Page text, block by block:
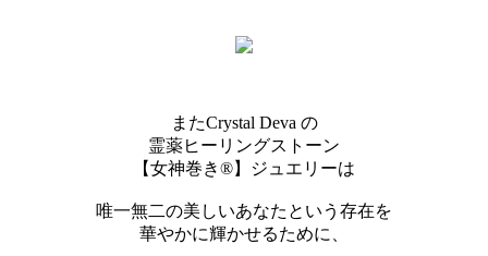
またCrystal Deva の
霊薬ヒーリングストーン
【女神巻き®】ジュエリーは
唯一無二の美しいあなたという存在を
華やかに輝かせるために、